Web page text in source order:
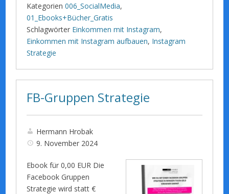
Kategorien 006_SocialMedia,
01_Ebooks+Bücher_Gratis
Schlagwörter Einkommen mit Instagram,
Einkommen mit Instagram aufbauen, Instagram
Strategie
FB-Gruppen Strategie
Hermann Hrobak
9. November 2024
Ebook für 0,00 EUR Die
Facebook Gruppen
Strategie wird statt €